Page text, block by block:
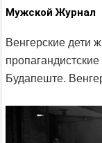
Мужской Журнал
Венгерские дети
Будапеште.